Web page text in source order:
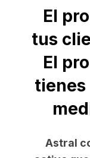
El
tus
El
tienes
Astral